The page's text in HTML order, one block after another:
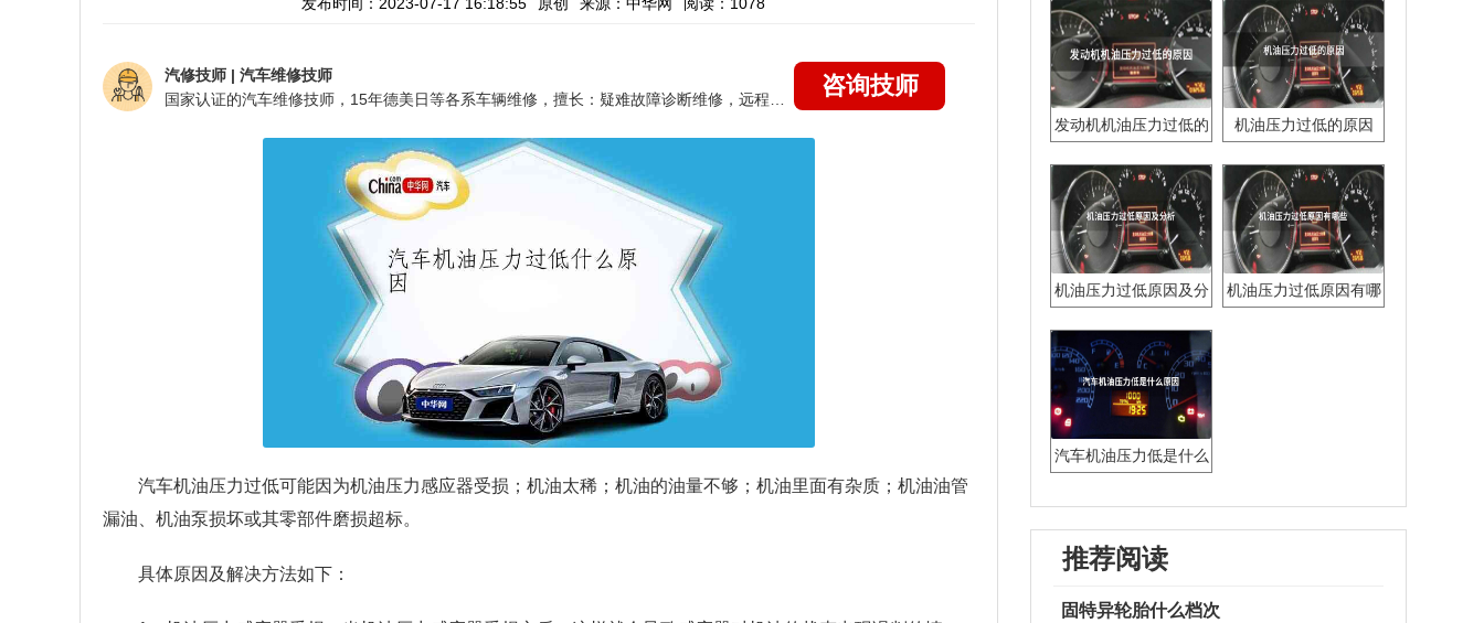
汽修技师 | 汽车维修技师
咨询技师
汽车机油压力过低可能因为机油压力感应器受损；机油太稀；机油的油量不够；机油里面有杂质；机油油管
漏油、机油泵损坏或其零部件磨损超标。
具体原因及解决方法如下：
发动机机油压力过低的
机油压力过低的原因
机油压力过低原因及分
机油压力过低原因有哪
汽车机油压力低是什么
推荐阅读
固特异轮胎什么档次